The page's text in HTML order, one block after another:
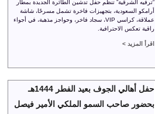
“ترفيه الشرقية” تنظم حفل تدشين الطائرة الجديدة بمطار
أرامكو السعودية، بتجهيزات فاخرة تشمل مسرحًا، شاشة
عملاقة، كراسي VIP، سجاد فاخر، وحواجز مذهبة، في أجواء
راقية تعكس الاحترافية.
اقرأ المزيد >
حفل أهالي الجوف بعيد الفطر 1444هـ
بحضور صاحب السمو الملكي الأمير فيصل